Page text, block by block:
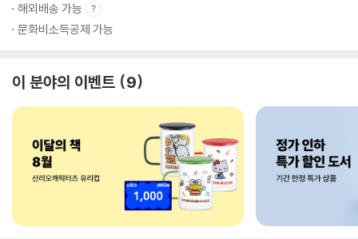
해외배송 가능
문화비소득공제 가능
이 분야의 이벤트 9